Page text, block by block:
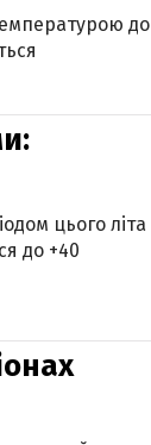
до
цього літа
до +40